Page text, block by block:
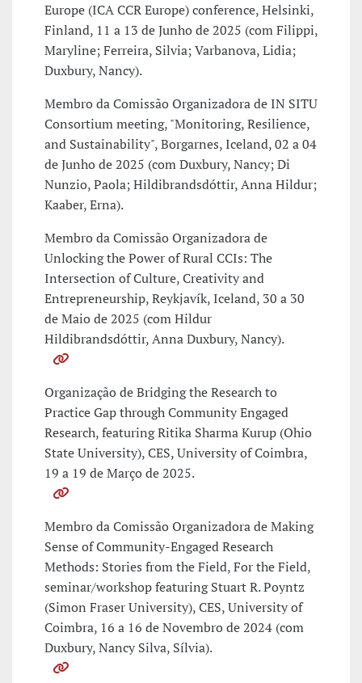
Europe (ICA CCR Europe) conference, Helsinki,
Finland, 11 a 13 de Junho de 2025 (com Filippi,
Maryline; Ferreira, Silvia; Varbanova, Lidia;
Duxbury, Nancy).
Membro da Comissão Organizadora de IN SITU
Consortium meeting, "Monitoring, Resilience,
and Sustainability", Borgarnes, Iceland, 02 a 04
de Junho de 2025 (com Duxbury, Nancy; Di
Nunzio, Paola; Hildibrandsdóttir, Anna Hildur;
Kaaber, Erna).
Membro da Comissão Organizadora de
Unlocking the Power of Rural CCIs: The
Intersection of Culture, Creativity and
Entrepreneurship, Reykjavík, Iceland, 30 a 30
de Maio de 2025 (com Hildur
Hildibrandsdóttir, Anna Duxbury, Nancy).
Organização de Bridging the Research to
Practice Gap through Community Engaged
Research, featuring Ritika Sharma Kurup (Ohio
State University), CES, University of Coimbra,
19 a 19 de Março de 2025.
Membro da Comissão Organizadora de Making
Sense of Community-Engaged Research
Methods: Stories from the Field, For the Field,
seminar/workshop featuring Stuart R. Poyntz
(Simon Fraser University), CES, University of
Coimbra, 16 a 16 de Novembro de 2024 (com
Duxbury, Nancy Silva, Sílvia).